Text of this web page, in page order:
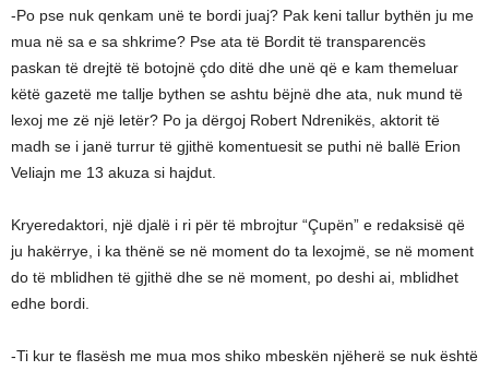
-Po pse nuk qenkam unë te bordi juaj? Pak keni tallur bythën ju me
mua në sa e sa shkrime? Pse ata të Bordit të transparencës
paskan të drejtë të botojnë çdo ditë dhe unë që e kam themeluar
këtë gazetë me tallje bythen se ashtu bëjnë dhe ata, nuk mund të
lexoj me zë një letër? Po ja dërgoj Robert Ndrenikës, aktorit të
madh se i janë turrur të gjithë komentuesit se puthi në ballë Erion
Veliajn me 13 akuza si hajdut.
Kryeredaktori, një djalë i ri për të mbrojtur “Çupën” e redaksisë që
ju hakërrye, i ka thënë se në moment do ta lexojmë, se në moment
do të mblidhen të gjithë dhe se në moment, po deshi ai, mblidhet
edhe bordi.
-Ti kur te flasësh me mua mos shiko mbeskën njëherë se nuk është